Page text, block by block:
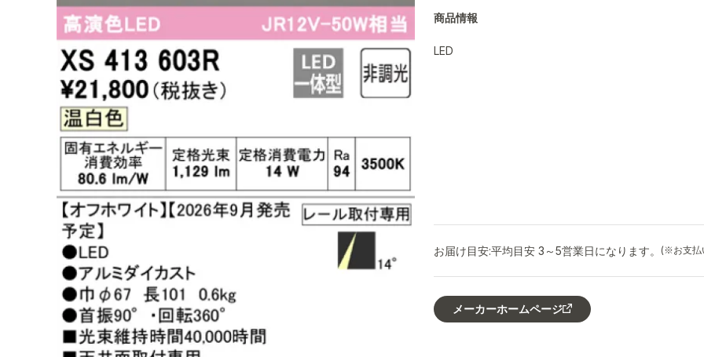
お届け目安:平均目安 3～5営業日になります。 (※お支払
商品情報
LED
メーカーホームページ